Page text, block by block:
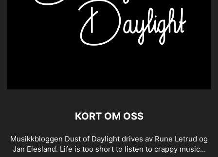
KORT OM OSS
Musikkbloggen Dust of Daylight drives av Rune Letrud og
Jan Eiesland. Life is too short to listen to crappy music...